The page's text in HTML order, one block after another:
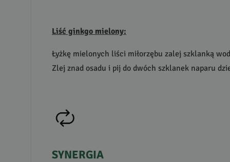
Liść ginkgo mielony:
Łyżkę mielonych liści miłorzębu zalej szklanką
Zlej znad osadu i pij do dwóch szklanek naparu
SYNERGIA